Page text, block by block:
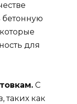
бетонную
для
С
как